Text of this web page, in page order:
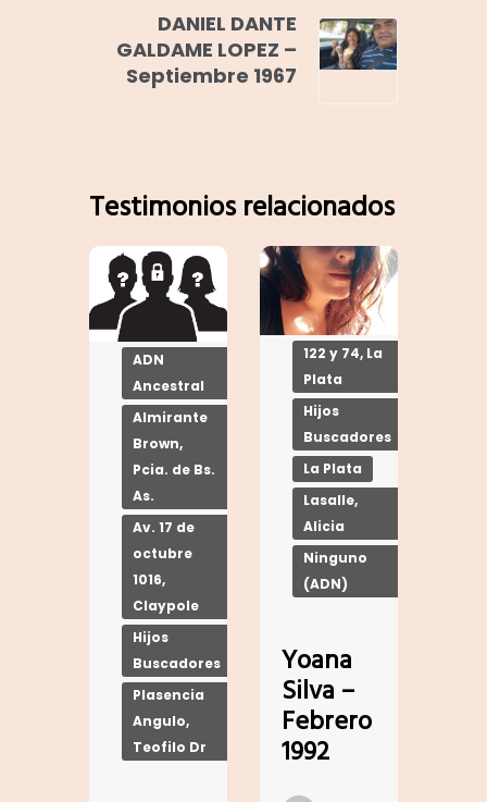
DANIEL DANTE
GALDAME LOPEZ –
Septiembre 1967
Testimonios relacionados
ADN
Ancestral
Almirante
Brown,
Pcia. de Bs.
As.
Av. 17 de
octubre
1016,
Claypole
Hijos
Buscadores
Plasencia
Angulo,
Teofilo Dr
122 y 74, La
Plata
Hijos
Buscadores
La Plata
Lasalle,
Alicia
Ninguno
(ADN)
Yoana
Silva –
Febrero
1992